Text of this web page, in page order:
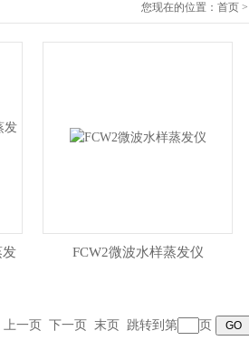
您现在的位置： 首页 >
发
FCW2微波水样蒸发仪
上一页 下一页 末页 跳转到第 页